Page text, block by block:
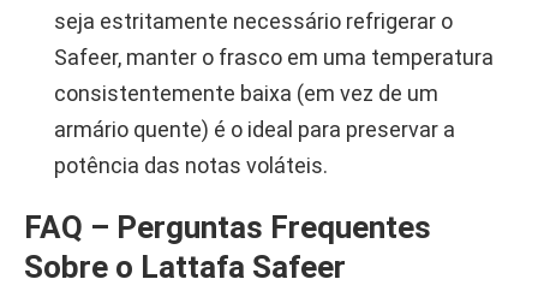
seja estritamente necessário refrigerar o
Safeer, manter o frasco em uma temperatura
consistentemente baixa (em vez de um
armário quente) é o ideal para preservar a
potência das notas voláteis.
FAQ – Perguntas Frequentes
Sobre o Lattafa Safeer